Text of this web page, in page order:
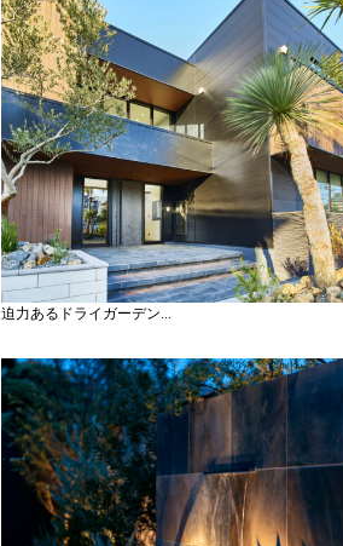
迫力あるドライガーデン...